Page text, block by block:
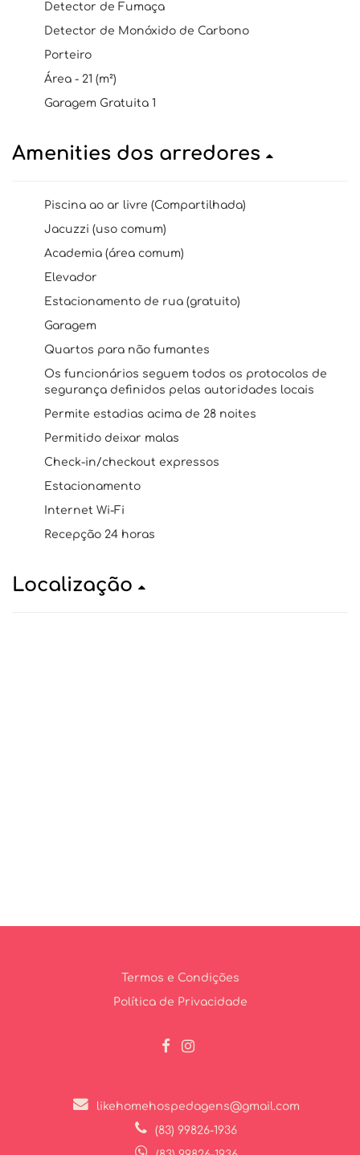
Detector de Fumaça
Detector de Monóxido de Carbono
Porteiro
Área - 21 (m²)
Garagem Gratuita 1
Amenities dos arredores
Piscina ao ar livre (Compartilhada)
Jacuzzi (uso comum)
Academia (área comum)
Elevador
Estacionamento de rua (gratuito)
Garagem
Quartos para não fumantes
Os funcionários seguem todos os protocolos de
segurança definidos pelas autoridades locais
Permite estadias acima de 28 noites
Permitido deixar malas
Check-in/checkout expressos
Estacionamento
Internet Wi-Fi
Recepção 24 horas
Localização
Termos e Condições
Política de Privacidade
likehomehospedagens@gmail.com
(83) 99826-1936